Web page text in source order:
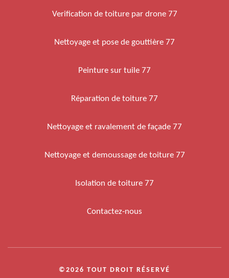
Verification de toiture par drone 77
Nettoyage et pose de gouttière 77
Peinture sur tuile 77
Réparation de toiture 77
Nettoyage et ravalement de façade 77
Nettoyage et demoussage de toiture 77
Isolation de toiture 77
Contactez-nous
©2026 TOUT DROIT RÉSERVÉ